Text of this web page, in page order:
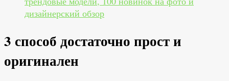
дизайнерский обзор
3 способ достаточно прост и
оригинален